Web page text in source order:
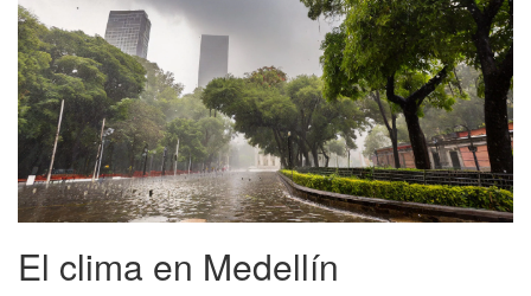
El clima en Medellín